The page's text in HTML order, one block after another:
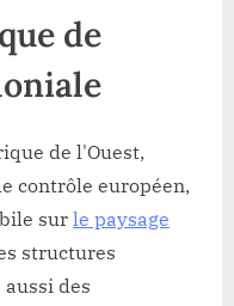
de
de l'Ouest,
contrôle européen,
sur le paysage
structures
des